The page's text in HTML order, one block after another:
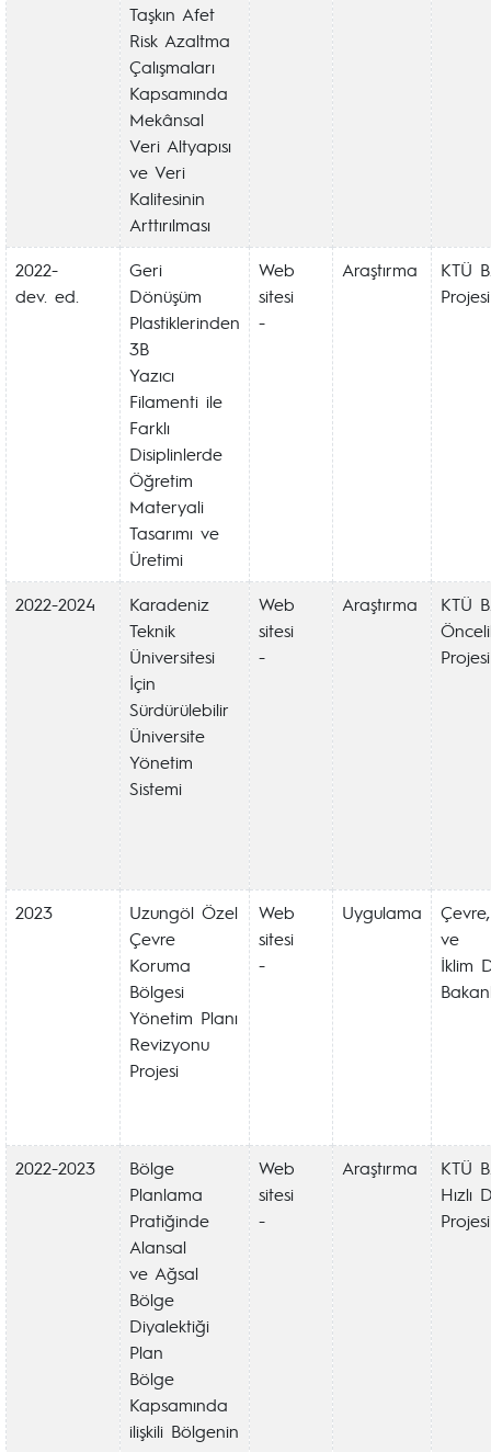
Taşkın Afet
Risk Azaltma
Çalışmaları
Kapsamında
Mekânsal
Veri Altyapısı
ve Veri
Kalitesinin
Arttırılması
2022-
dev. ed.
Geri
Dönüşüm
Plastiklerinden
3B
Yazıcı
Filamenti ile
Farklı
Disiplinlerde
Öğretim
Materyali
Tasarımı ve
Üretimi
Web
sitesi
-
Araştırma
KTÜ
Projesi
2022-2024
Karadeniz
Teknik
Üniversitesi
İçin
Sürdürülebilir
Üniversite
Yönetim
Sistemi
Web
sitesi
-
Araştırma
KTÜ
Projesi
2023
Uzungöl Özel
Çevre
Koruma
Bölgesi
Yönetim Planı
Revizyonu
Projesi
Web
sitesi
-
Uygulama
ve
İklim
2022-2023
Bölge
Planlama
Pratiğinde
Alansal
ve Ağsal
Bölge
Diyalektiği
Plan
Bölge
Kapsamında
ilişkili Bölgenin
Web
sitesi
-
Araştırma
KTÜ
Hızlı
Projesi